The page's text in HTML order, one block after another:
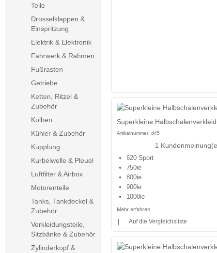
Superkleine
Artikelnummer: d45
1
620 Sport
750ie
800ie
900ie
1000ie
Mehr erfahren
Auf die Vergleichsliste
Teile
Drosselklappen &
Einspritzung
Elektrik & Elektronik
Fahrwerk & Rahmen
Fußrasten
Getriebe
Ketten, Ritzel &
Zubehör
Kolben
Kühler & Zubehör
Kupplung
Kurbelwelle & Pleuel
Luftfilter & Airbox
Motorenteile
Tanks, Tankdeckel &
Zubehör
Verkleidungsteile,
Sitzbänke & Zubehör
Zylinderkopf &